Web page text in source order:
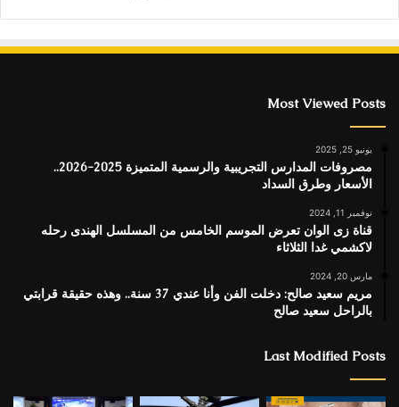
Most Viewed Posts
يونيو 25, 2025
مصروفات المدارس التجريبية والرسمية المتميزة 2025-2026..
الأسعار وطرق السداد
نوفمبر 11, 2024
قناة زى الوان تعرض الموسم الخامس من المسلسل الهندى رحله
لاكشمي غدا الثلاثاء
مارس 20, 2024
مريم سعيد صالح: دخلت الفن وأنا عندي 37 سنة.. وهذه حقيقة قرابتي
بالراحل سعيد صالح
Last Modified Posts